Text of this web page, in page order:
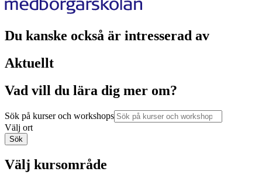
Du kanske också är intresserad av
Aktuellt
Vad vill du lära dig mer om?
Sök på kurser och workshops
Välj ort
Sök
Välj kursområde